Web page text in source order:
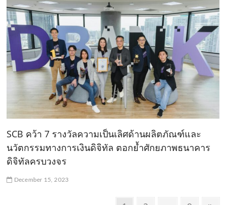
SCB คว้า 7 รางวัลความเป็นเลิศด้านผลิตภัณฑ์และ
นวัตกรรมทางการเงินดิจิทัล ตอกย้ำศักยภาพธนาคาร
ดิจิทัลครบวงจร
December 15, 2023